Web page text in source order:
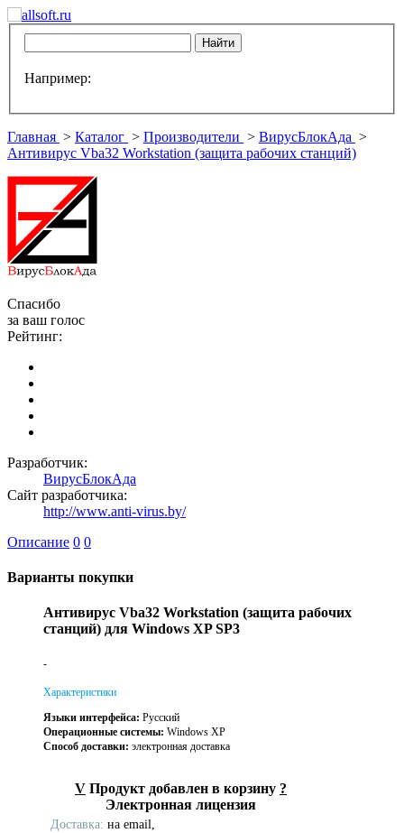
Например:
Главная > Каталог > Производители > ВирусБлокАда >
Антивирус Vba32 Workstation (защита рабочих станций)
Спасибо
за ваш голос
Рейтинг:
Разработчик:
ВирусБлокАда
Сайт разработчика:
http://www.anti-virus.by/
Описание 0 0
Варианты покупки
Антивирус Vba32 Workstation (защита рабочих
станций) для Windows XP SP3
-
Характеристики
Языки интерфейса: Русский
Операционные системы: Windows XP
Способ доставки: электронная доставка
V Продукт добавлен в корзину ?
Электронная лицензия
Доставка: на email,